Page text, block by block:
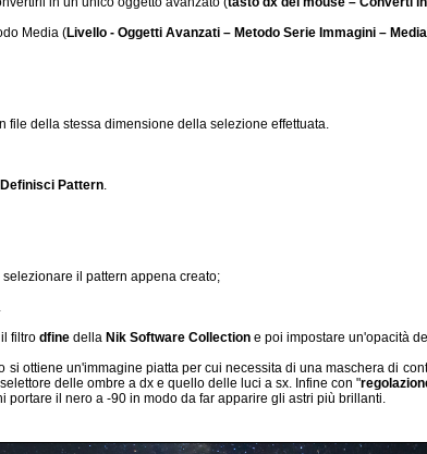
Media (Livello - Oggetti Avanzati – Metodo Serie Immagini – Media
file della stessa dimensione della selezione effettuata.
Pattern
selezionare il pattern appena creato;
filtro dfine della Nik Software Collection e poi impostare un'opacità
si ottiene un'immagine piatta per cui necessita di una maschera di
delle ombre a dx e quello delle luci a sx. Infine con "
il nero a -90 in modo da far apparire gli astri più brillanti.